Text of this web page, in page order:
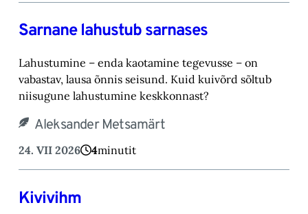
Sarnane lahustub sarnases
Lahustumine – enda kaotamine tegevusse – on
vabastav, lausa õnnis seisund. Kuid kuivõrd sõltub
niisugune lahustumine keskkonnast?
Aleksander Metsamärt
24. VII 2026 4minutit
Kivivihm